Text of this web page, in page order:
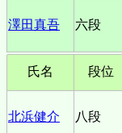
澤田真吾 六段
氏名 段位
北浜健介 八段